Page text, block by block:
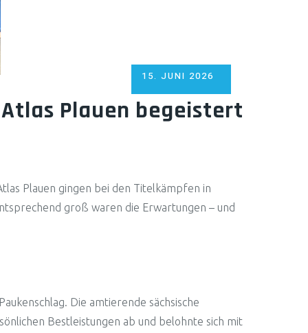
Plauen begeistert
POSTED
15. JUNI 2026
Plauen gingen bei den Titelkämpfen in
groß waren die Erwartungen – und
Die amtierende sächsische
Bestleistungen ab und belohnte sich mit